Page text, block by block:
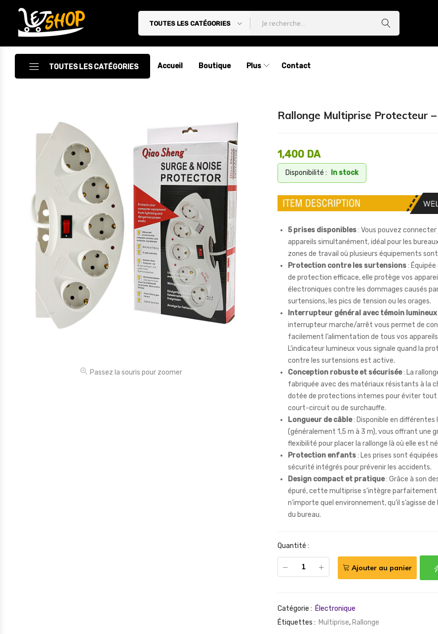
Letshop.dz
TOUTES LES CATÉGORIES
TOUTES LES CATÉGORIES
Accessoires Auto/Moto
Accessoires PC
Camping & Randonnée
Décoration
Electroménager
Électronique
Jouets
Maison
Maternité
Outillages & Bricolage
Accueil Boutique Plus Contact
Passez la souris pour zoomer
Rallonge Multiprise Protecteur
1,400 DA
Disponibilité : In stock
5 prises disponibles: Vous pouvez connecter
appareils simultanément, idéal pour les
zones de travail où plusieurs équipements
Protection contre les surtensions:
de protection efficace, elle protège vos
électroniques contre les dommages causés
surtensions, les pics de tension ou les orages.
Interrupteur général avec témoin lumineux
interrupteur marche/arrêt vous permet de
facilement l’alimentation de tous vos
L’indicateur lumineux vous signale quand la
contre les surtensions est active.
Conception robuste et sécurisée: La
fabriquée avec des matériaux résistants à la
dotée de protections internes pour éviter tout
court-circuit ou de surchauffe.
Longueur de câble: Disponible en différentes
(généralement 1,5 m à 3 m), vous offrant une
flexibilité pour placer la rallonge là où elle est
Protection enfants: Les prises sont
sécurité intégrés pour prévenir les accidents.
Design compact et pratique: Grâce à son
épuré, cette multiprise s’intègre parfaitement
n’importe quel environnement, qu’il s’agisse de
du bureau.
Quantité :
Ajouter au panier
Catégorie : Électronique
Étiquettes : Multiprise, Rallonge